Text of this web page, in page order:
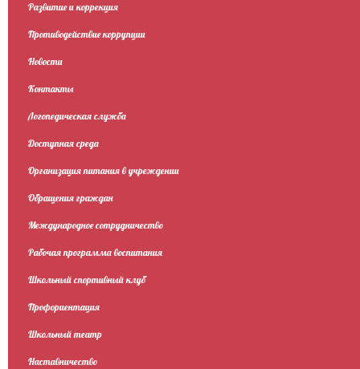
Развитие и коррекция
Противодействие коррупции
Новости
Контакты
Логопедическая служба
Доступная среда
Организация питания в учреждении
Обращения граждан
Международное сотрудничество
Рабочая программа воспитания
Школьный спортивный клуб
Профориентация
Школьный театр
Наставничество